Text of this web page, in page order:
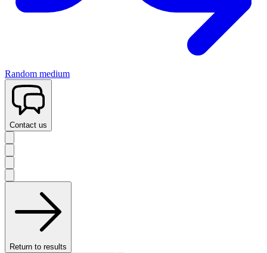
Random medium
Contact us
Return to results